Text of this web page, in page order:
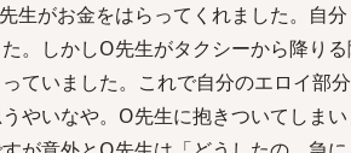
生がお金をはらってくれました。自
。しかしO先生がタクシーから降り
ていました。これで自分のエロイ部
やいなや。O先生に抱きついてしまい